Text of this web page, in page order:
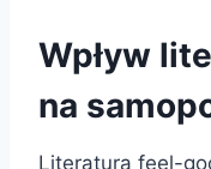
Wpływ
na
Literatura feel-